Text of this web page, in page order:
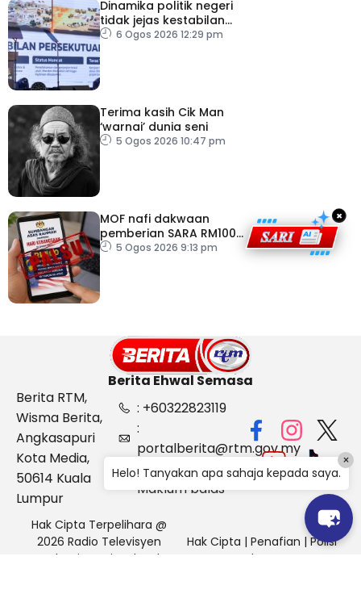
Dinamika politik negeri
tidak jejas kestabilan
Kerajaan Perpaduan
6 Ogos 2026 12:29 pm
Terima kasih Cik Man
‘warnai’ dunia seni
5 Ogos 2026 10:47 pm
MOF nafi dakwaan
pemberian SARA RM100
sempena Hari
5 Ogos 2026 9:13 pm
×
Berita Ehwal Semasa
Berita RTM,
Wisma Berita,
Angkasapuri
Kota Media,
50614 Kuala
Lumpur
: +60322823119
:
portalberita@rtm.gov.my
: Aduan &
Maklum balas
Hak Cipta Terpelihara @
2026 Radio Televisyen
Malaysia, Berita Ehwal
Hak Cipta | Penafian | Polisi
Keselamatan
Helo! Tanyakan apa sahaja kepada saya.
×